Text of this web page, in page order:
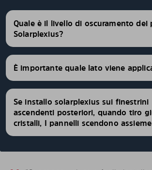
Quale è il livello di oscuramento dei
Solarplexius?
È importante quale lato viene
Se installo solarplexius sui finestrini
ascendenti posteriori, quando tiro
cristalli, I pannelli scendono